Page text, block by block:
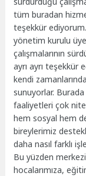
tüm buradan
teşekkür
yönetim kurulu
çalışmalarının
ayrı ayrı teşekkür
kendi
sunuyorlar.
faaliyetleri çok
hem sosyal hem
bireylerimiz
daha nasıl farklı
Bu yüzden
hocalarımıza,